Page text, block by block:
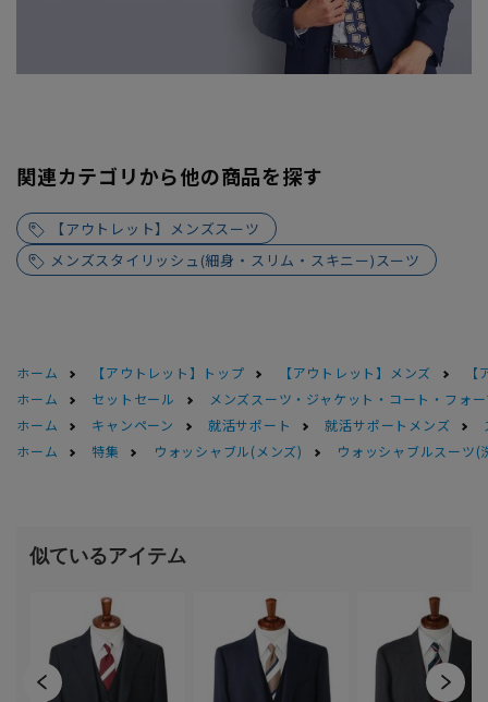
関連カテゴリから他の商品を探す
【アウトレット】メンズスーツ
メンズスタイリッシュ(細身・スリム・スキニー)スーツ
ホーム 【アウトレット】トップ 【アウトレット】メンズ
ホーム
セットセール
メンズスーツ・ジャケット・コート・フォ
ホーム
キャンペーン 就活サポート 就活サポートメンズ
ホーム
特集 ウォッシャブル(メンズ) ウォッシャブルスーツ(